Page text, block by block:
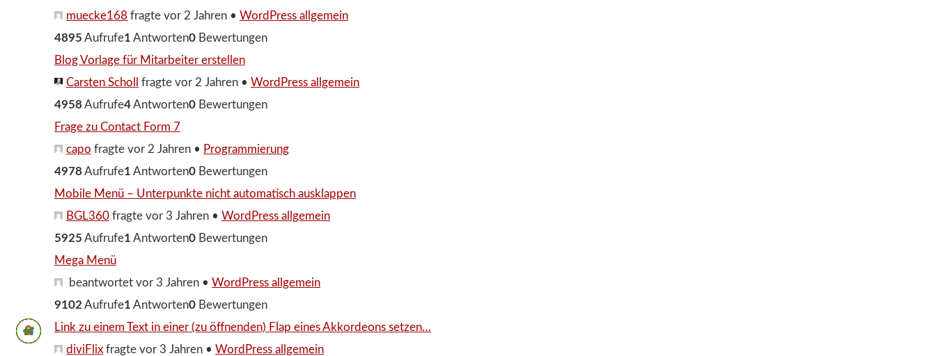
muecke168 fragte vor 2 Jahren • WordPress allgemein
4895 Aufrufe1 Antworten0 Bewertungen
Blog Vorlage für Mitarbeiter erstellen
Carsten Scholl
fragte vor 2 Jahren • WordPress allgemein
4958Aufrufe4Antworten0 Bewertungen
Frage zu Contact Form 7
capo fragte vor 2 Jahren • Programmierung
4978Aufrufe1 Antworten0 Bewertungen
Mobile Menü – Unterpunkte nicht automatisch ausklappen
BGL360 fragte vor 3 Jahren • WordPress allgemein
5925 Aufrufe1 Antworten0 Bewertungen
Mega Menü
beantwortet vor 3 Jahren • WordPress allgemein
9102 Aufrufe1 Antworten0 Bewertungen
Link zu einem Text in einer (zu öffnenden) Flap eines Akkordeons setzen…
diviFlix fragte vor 3 Jahren • WordPress allgemein